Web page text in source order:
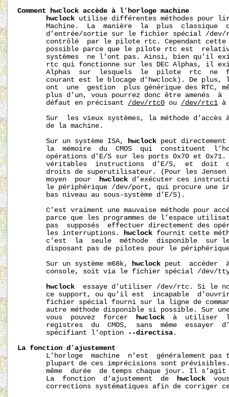
Comment
hwclock accède à l’ horloge machine
hwclock utilise différentes méthodes pour
Machine.  La  manière  la  plus  classique
d’entrée/sortie sur le fichier spécial /
contrôlé  par le pilote rtc. Cependant
possible parce que le pilote rtc est
systèmes  ne l’ont pas. Ainsi, bien qu’il
rtc qui fonctionne sur les DEC Alphas, il
Alphas  sur  lesquels  le  pilote  rtc  ne
courant est le blocage d’hwclock). De plus,
ont  une  gestion  plus générique des RTC,
plus d’un, vous pourrez donc être amenés  à
       défaut en précisant
/dev/rtc0 ou /dev/rtc1 à
Sur  les vieux systèmes, la méthode d’accès
       de la machine.
       Sur un système ISA,
hwclock peut
la  mémoire  du  CMOS  qui  constituent
opérations d’E/S sur les ports 0x70 et
véritables  instructions  d’E/S,  et  doit
droits de superutilisateur. (Pour les
       moyen  pour
hwclock d’exécuter ces
le périphérique /dev/port, qui procure une
       bas niveau au sous-système d’E/S).
C’est vraiment une mauvaise méthode pour
parce que les programmes de l’espace
pas  supposés  effectuer directement des
       les interruptions.
hwclock fournit cette
c’est  la  seule  méthode  disponible  sur
disposant pas de pilotes pour le
       Sur un système m68k,
hwclock peut  accéder
console, soit via le fichier spécial /dev/
hwclock
essaye d’utiliser /dev/rtc. Si le
ce support, ou qu’il est  incapable
fichier spécial fourni sur la ligne de
autre méthode disponible si possible. Sur
       vous  pouvez  forcer
hwclock
à  utiliser
registres  du  CMOS,  sans  même  essayer
       spécifiant l’option
--directisa .
La fonction d ’ ajustement
L’horloge  machine  n’est  généralement pas
plupart de ces imprécisions sont
même  durée  de temps chaque jour. Il
       La  fonction  d’ajustement  de
hwclock
corrections systématiques afin de corriger